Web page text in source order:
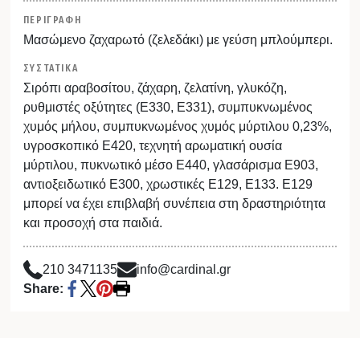
ΠΕΡΙΓΡΑΦΗ
Μασώμενο ζαχαρωτό (ζελεδάκι) με γεύση μπλούμπερι.
ΣΥΣΤΑΤΙΚΑ
Σιρόπι αραβοσίτου, ζάχαρη, ζελατίνη, γλυκόζη,
ρυθμιστές οξύτητες (Ε330, Ε331), συμπυκνωμένος
χυμός μήλου, συμπυκνωμένος χυμός μύρτιλου 0,23%,
υγροσκοπικό Ε420, τεχνητή αρωματική ουσία
μύρτιλου, πυκνωτικό μέσο Ε440, γλασάρισμα Ε903,
αντιοξειδωτικό Ε300, χρωστικές Ε129, Ε133. Ε129
μπορεί να έχει επιβλαβή συνέπεια στη δραστηριότητα
και προσοχή στα παιδιά.
210 3471135
info@cardinal.gr
Share: